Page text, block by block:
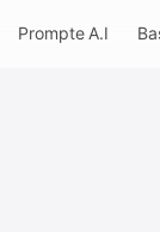
Prompte A.I